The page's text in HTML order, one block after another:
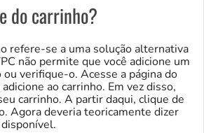
do carrinho?
refere-se a uma solução alternativa
não permite que você adicione um
verifique-o. Acesse a página do
ao carrinho. Em vez disso,
carrinho. A partir daqui, clique de
Agora deveria teoricamente dizer